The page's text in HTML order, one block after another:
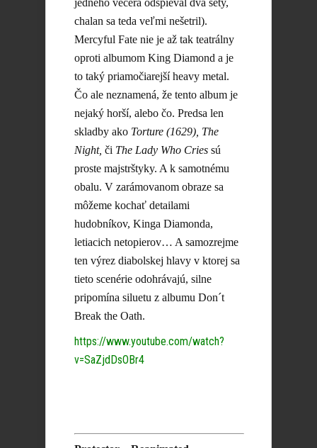
chalan sa teda veľmi nešetril).
Mercyful Fate nie je až tak teatrálny
oproti albumom King Diamond a je
to taký priamočiarejší heavy metal.
Čo ale neznamená, že tento album je
nejaký horší, alebo čo. Predsa len
skladby ako Torture (1629), The
Night, či The Lady Who Cries sú
proste majstrštyky. A k samotnému
obalu. V zarámovanom obraze sa
môžeme kochať detailami
hudobníkov, Kinga Diamonda,
letiacich netopierov… A samozrejme
ten výrez diabolskej hlavy v ktorej sa
tieto scenérie odohrávajú, silne
pripomína siluetu z albumu Don´t
Break the Oath.
https://www.youtube.com/watch?
v=SaZjdDsOBr4